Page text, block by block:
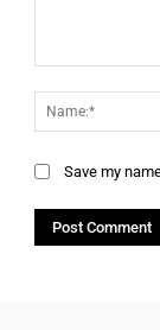
Save my